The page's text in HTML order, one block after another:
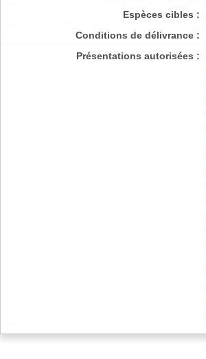
Espèces cibles :
Conditions de délivrance :
Présentations autorisées :